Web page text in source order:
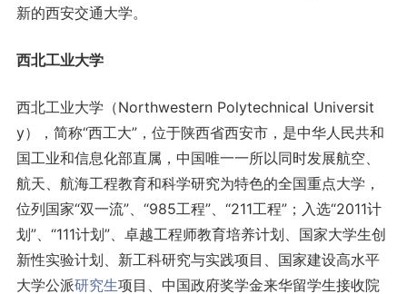
新的西安交通大学。
西北工业大学
西北工业大学（Northwestern Polytechnical Universit
y），简称“西工大”，位于陕西省西安市，是中华人民共和
国工业和信息化部直属，中国唯一一所以同时发展航空、
航天、航海工程教育和科学研究为特色的全国重点大学，
位列国家“双一流”、“985工程”、“211工程”；入选“2011计
划”、“111计划”、卓越工程师教育培养计划、国家大学生创
新性实验计划、新工科研究与实践项目、国家建设高水平
大学公派研究生项目、中国政府奖学金来华留学生接收院